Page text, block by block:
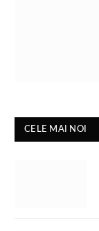
CELE MAI NOI